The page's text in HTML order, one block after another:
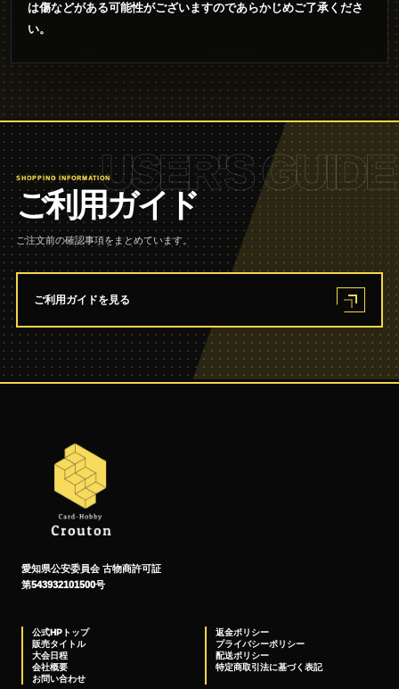
は傷などがある可能性がございますのであらかじめご了承くださ
い。
USER'S GUIDE
SHOPPING INFORMATION
ご利用ガイド
ご注文前の確認事項をまとめています。
ご利用ガイドを見る
愛知県公安委員会 古物商許可証
第543932101500号
公式HPトップ
販売タイトル
大会日程
会社概要
お問い合わせ
返金ポリシー
プライバシーポリシー
配送ポリシー
特定商取引法に基づく表記